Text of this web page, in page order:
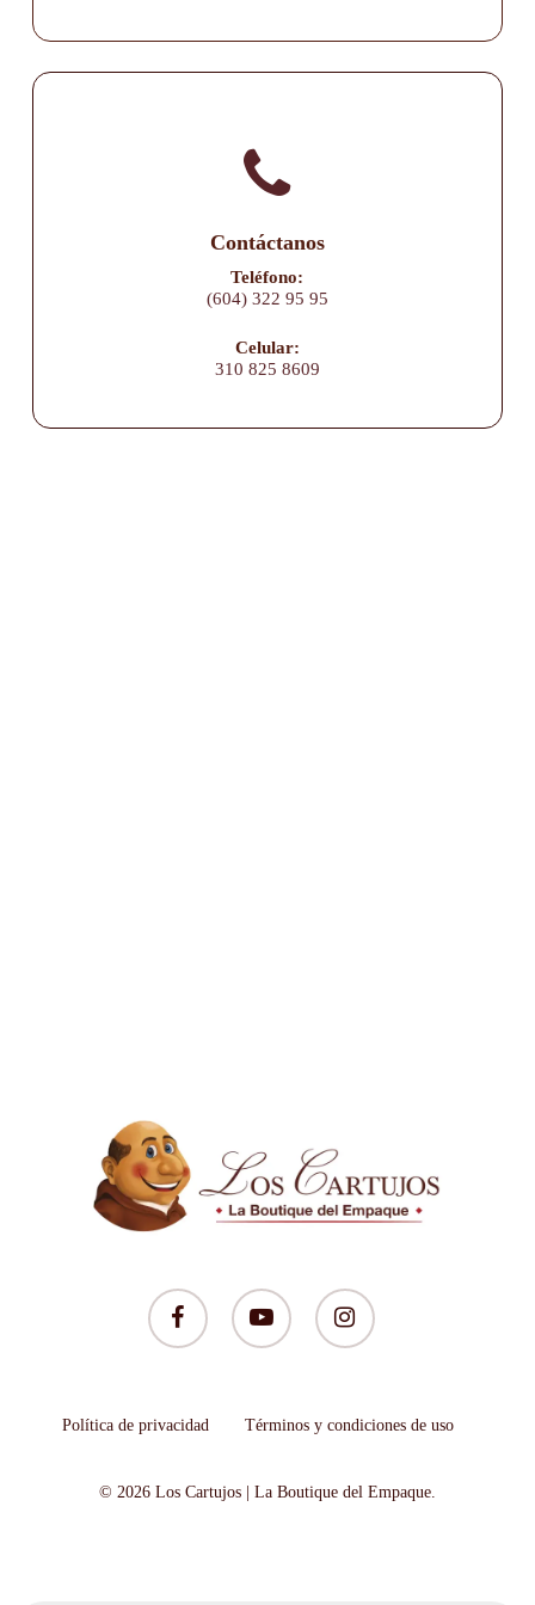
Contáctanos
Teléfono:
(604) 322 95 95
Celular:
310 825 8609
facebook youtube instagram
Política de privacidad Términos y condiciones de uso
© 2026 Los Cartujos | La Boutique del Empaque.